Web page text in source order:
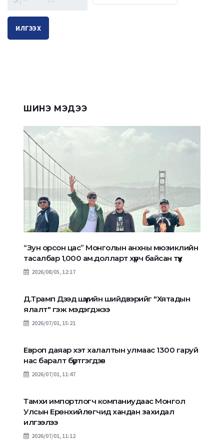
ИЛГЭЭХ
ШИНЭ МЭДЭЭ
“Зун орсон цас” Монголын анхны мюзиклийн
тасалбар 1,000 ам.долларт хүрч байсан түүх
2026/08/05, 12:17
Д.Трамп Дээд шүүхийн шийдвэрийг "Хятадын
ялалт" гэж мэдэгджээ
2026/07/01, 15:21
Европ даяар хэт халалтын улмаас 1300 гаруй
нас баралт бүртгэгдэв
2026/07/01, 11:47
Тамхи импортлогч компаниудаас Монгол
Улсын Ерөнхийлөгчид хандан захидал
илгээлээ
2026/07/01, 11:12